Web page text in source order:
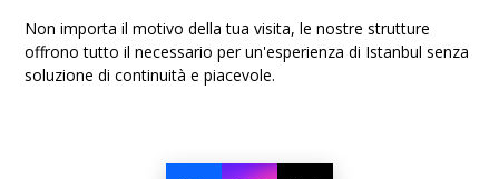
Non importa il motivo della tua visita, le nostre strutture
offrono tutto il necessario per un'esperienza di Istanbul senza
soluzione di continuità e piacevole.